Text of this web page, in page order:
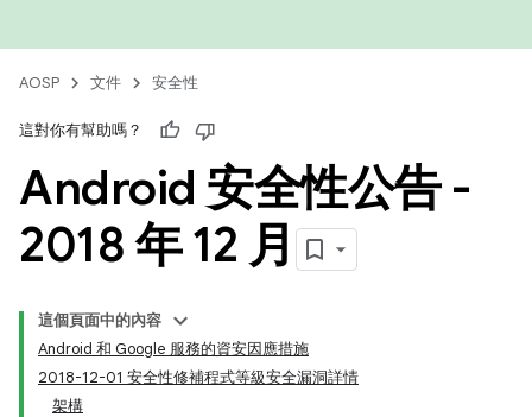
AOSP 文件 安全性
這對你有幫助嗎？
Android 安全性公告 -
2018 年 12 月
這個頁面中的內容
Android 和 Google 服務的資安因應措施
2018-12-01 安全性修補程式等級安全漏洞詳情
架構